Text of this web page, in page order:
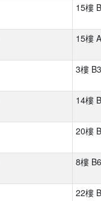
15樓
15樓
3樓
14樓
20樓
8樓
22樓